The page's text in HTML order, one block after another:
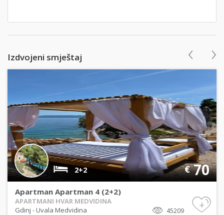
Izdvojeni smještaj
2+2 €70
Apartman Apartman 4 (2+2)
APARTMANI HVAR MEDVIDINA
45209
Gdinj -Uvala Medvidina +
‹ ›